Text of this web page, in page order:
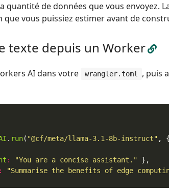
quantité de données que vous envoyez.
vous puissiez estimer avant de
texte depuis un Worker
AI dans votre wrangler.toml , puis
. run( "@cf/meta/llama-3.1-8b-instruct" ,
{
: "You are a concise assistant."
},
: "Summarise the benefits of edge